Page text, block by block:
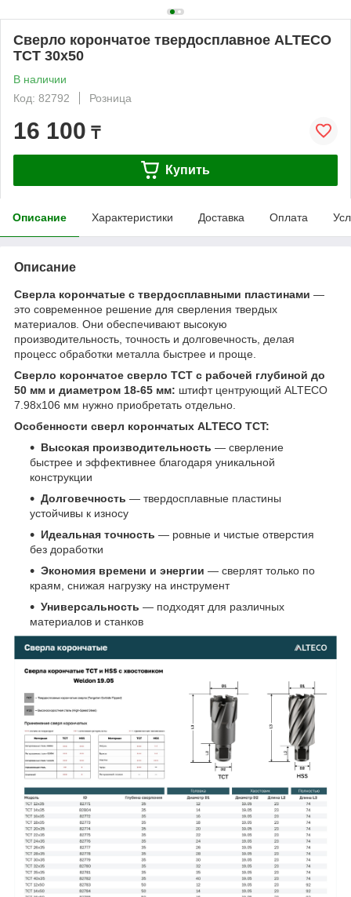
Сверло корончатое твердосплавное ALTECO
TCT 30х50
В наличии
Код: 82792
Розница
16 100 ₸
Купить
Описание Характеристики Доставка Оплата
Описание
Сверла корончатые с твердосплавными пластинами —
это современное решение для сверления твердых
материалов. Они обеспечивают высокую
производительность, точность и долговечность, делая
процесс обработки металла быстрее и проще.
Сверло корончатое сверло TCT с рабочей глубиной до
50 мм и диаметром 18-65 мм: штифт центрующий ALTECO
7.98х106 мм нужно приобретать отдельно.
Особенности сверл корончатых ALTECO TCT:
Высокая производительность — сверление
быстрее и эффективнее благодаря уникальной
конструкции
Долговечность — твердосплавные пластины
устойчивы к износу
Идеальная точность — ровные и чистые отверстия
без доработки
Экономия времени и энергии — сверлят только по
краям, снижая нагрузку на инструмент
Универсальность — подходят для различных
материалов и станков